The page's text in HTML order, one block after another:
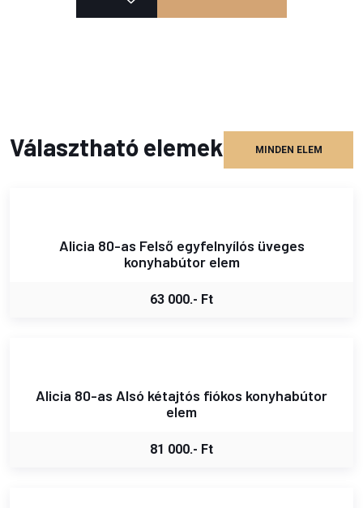
Választható elemek MINDEN ELEM
Alicia 80-as Felső egyfelnyílós üveges
konyhabútor elem
63 000.- Ft
Alicia 80-as Alsó kétajtós fiókos konyhabútor
elem
81 000.- Ft